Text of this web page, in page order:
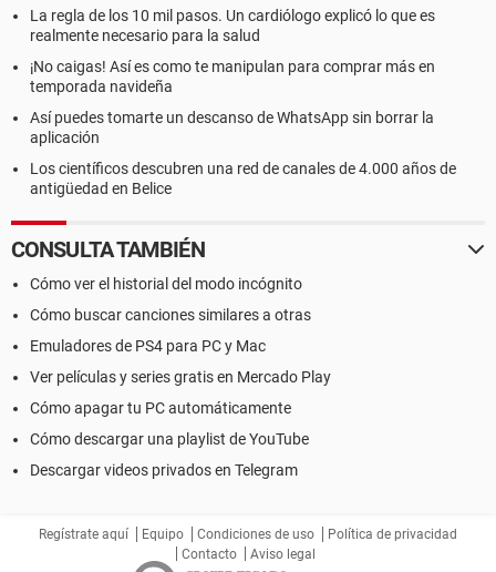
La regla de los 10 mil pasos. Un cardiólogo explicó lo que es
realmente necesario para la salud
¡No caigas! Así es como te manipulan para comprar más en
temporada navideña
Así puedes tomarte un descanso de WhatsApp sin borrar la
aplicación
Los científicos descubren una red de canales de 4.000 años de
antigüedad en Belice
CONSULTA TAMBIÉN
Cómo ver el historial del modo incógnito
Cómo buscar canciones similares a otras
Emuladores de PS4 para PC y Mac
Ver películas y series gratis en Mercado Play
Cómo apagar tu PC automáticamente
Cómo descargar una playlist de YouTube
Descargar videos privados en Telegram
Regístrate aquí Equipo Condiciones de uso
Política de privacidad
Contacto
Aviso legal